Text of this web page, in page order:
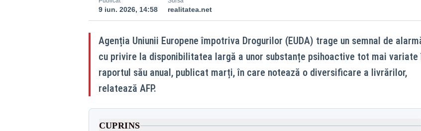
9 iun. 2026, 14:58 realitatea.net
Agenția Uniunii Europene împotriva Drogurilor (EUDA) trage un semnal de
cu privire la disponibilitatea largă a unor substanțe psihoactive tot mai variate
raportul său anual, publicat marți, în care notează o diversificare a livrărilor,
relatează AFP.
CUPRINS